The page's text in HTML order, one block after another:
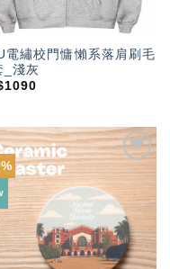
電繡校門慵懶系落肩刷毛
_淺灰
1090
加入
「願
望輕
單」